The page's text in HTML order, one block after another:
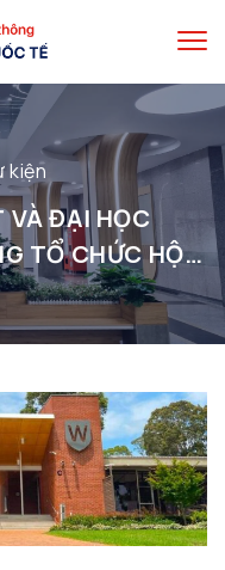
kiện
VÀ ĐẠI HỌC
TỔ CHỨC HỘI
(ASIA-PACIFIC